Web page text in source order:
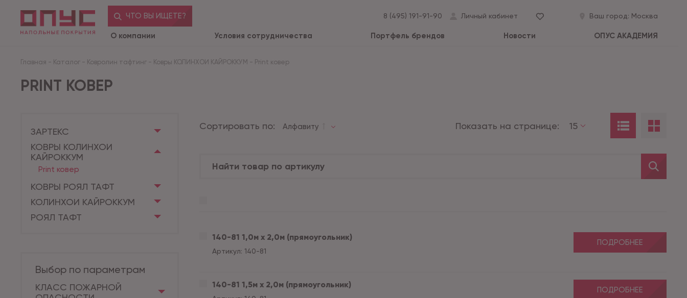
ЧТО ВЫ ИЩЕТЕ? 8 (495) 191-91-90 Личный кабинет Ваш город: Москва
О компании Условия сотрудничества Портфель брендов Новости ОПУС АКАДЕМИЯ
Главная - Каталог - Ковролин тафтинг - Ковры КОЛИНХОИ КАЙРОККУМ - Print ковер
PRINT КОВЕР
ЗАРТЕКС
КОВРЫ КОЛИНХОИ
КАЙРОККУМ
Print ковер
КОВРЫ РОЯЛ ТАФТ
КОЛИНХОИ КАЙРОККУМ
РОЯЛ ТАФТ
Выбор по параметрам
КЛАСС ПОЖАРНОЙ
Сортировать по: Алфавиту Показать на странице: 15
140-81 1,0м х 2,0м (прямоугольник)
Артикул: 140-81
ПОДРОБНЕЕ
140-81 1,5м х 2,0м (прямоугольник)
ПОДРОБНЕЕ